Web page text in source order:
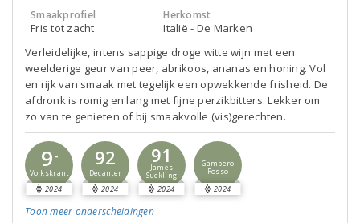
Smaakprofiel
Fris tot zacht
Herkomst
Italië - De Marken
Verleidelijke, intens sappige droge witte wijn met een
weelderige geur van peer, abrikoos, ananas en honing. Vol
en rijk van smaak met tegelijk een opwekkende frisheid. De
afdronk is romig en lang met fijne perzikbitters. Lekker om
zo van te genieten of bij smaakvolle (vis)gerechten.
9-
Volkskrant
2024
92
Decanter
2024
91
James
Suckling
2024
Gambero
Rosso
2024
Toon meer onderscheidingen